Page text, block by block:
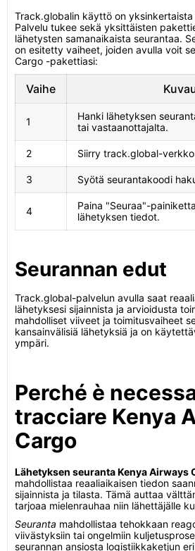
Track.globalin käyttö on
Palvelu tukee sekä yksittäisten
lähetysten samanaikaista seurantaa.
on esitetty vaiheet, joiden avulla voit
Cargo -pakettiasi:
Vaihe
1
Hanki lähetyksen
tai vastaanottajalta.
2 Siirry track.global-
3 Syötä seurantakoodi
4
Paina "Seuraa"-
lähetyksen tiedot.
Seurannan edut
Track.global-palvelun avulla saat
lähetyksesi sijainnista ja arvioidusta
mahdolliset viiveet ja toimitusvaiheet
kansainvälisiä lähetyksiä ja on
ympäri.
Perché è
tracciare Kenya
Cargo
Lähetyksen seuranta Kenya Airways
mahdollistaa reaaliaikaisen tiedon
sijainnista ja tilasta. Tämä auttaa
tarjoaa mielenrauhaa niin lähettäjälle
Seuranta mahdollistaa tehokkaan
viivästyksiin tai ongelmiin
seurannan ansiosta logistiikkaketjun